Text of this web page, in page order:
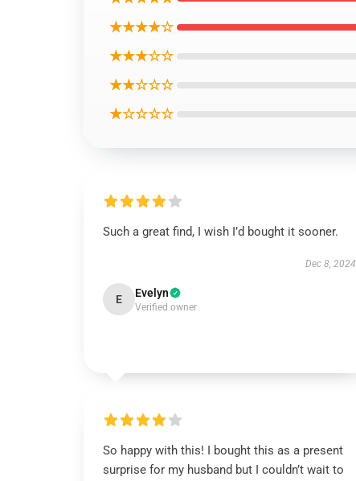
★★★★☆
★★★☆☆
★★☆☆☆
★☆☆☆☆
Such a great find, I wish I’d bought it sooner.
Dec 8, 2024
E Evelyn
Verified owner
So happy with this! I bought this as a present
surprise for my husband but I couldn’t wait to